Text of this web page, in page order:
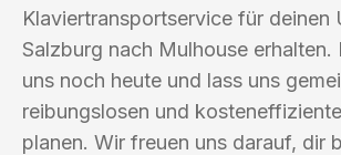
Klaviertransportservice für deinen
Salzburg nach Mulhouse erhalten.
uns noch heute und lass uns
reibungslosen und
planen. Wir freuen uns darauf, dir